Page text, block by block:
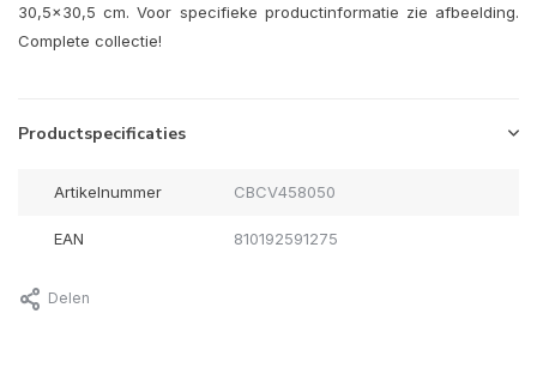
30,5x30,5 cm. Voor specifieke productinformatie zie afbeelding.
Complete collectie!
Productspecificaties
Artikelnummer CBCV458050
EAN 810192591275
Delen